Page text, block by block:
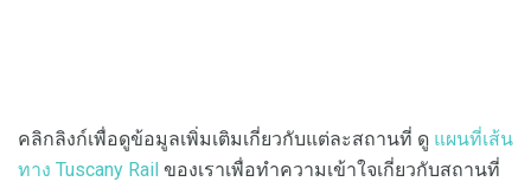
คลิกลิงก์เพื่อดูข้อมูลเพิ่มเติมเกี่ยวกับแต่ละสถานที่ ดู แผนที่เส้น
ทาง Tuscany Rail ของเราเพื่อทำความเข้าใจเกี่ยวกับสถานที่